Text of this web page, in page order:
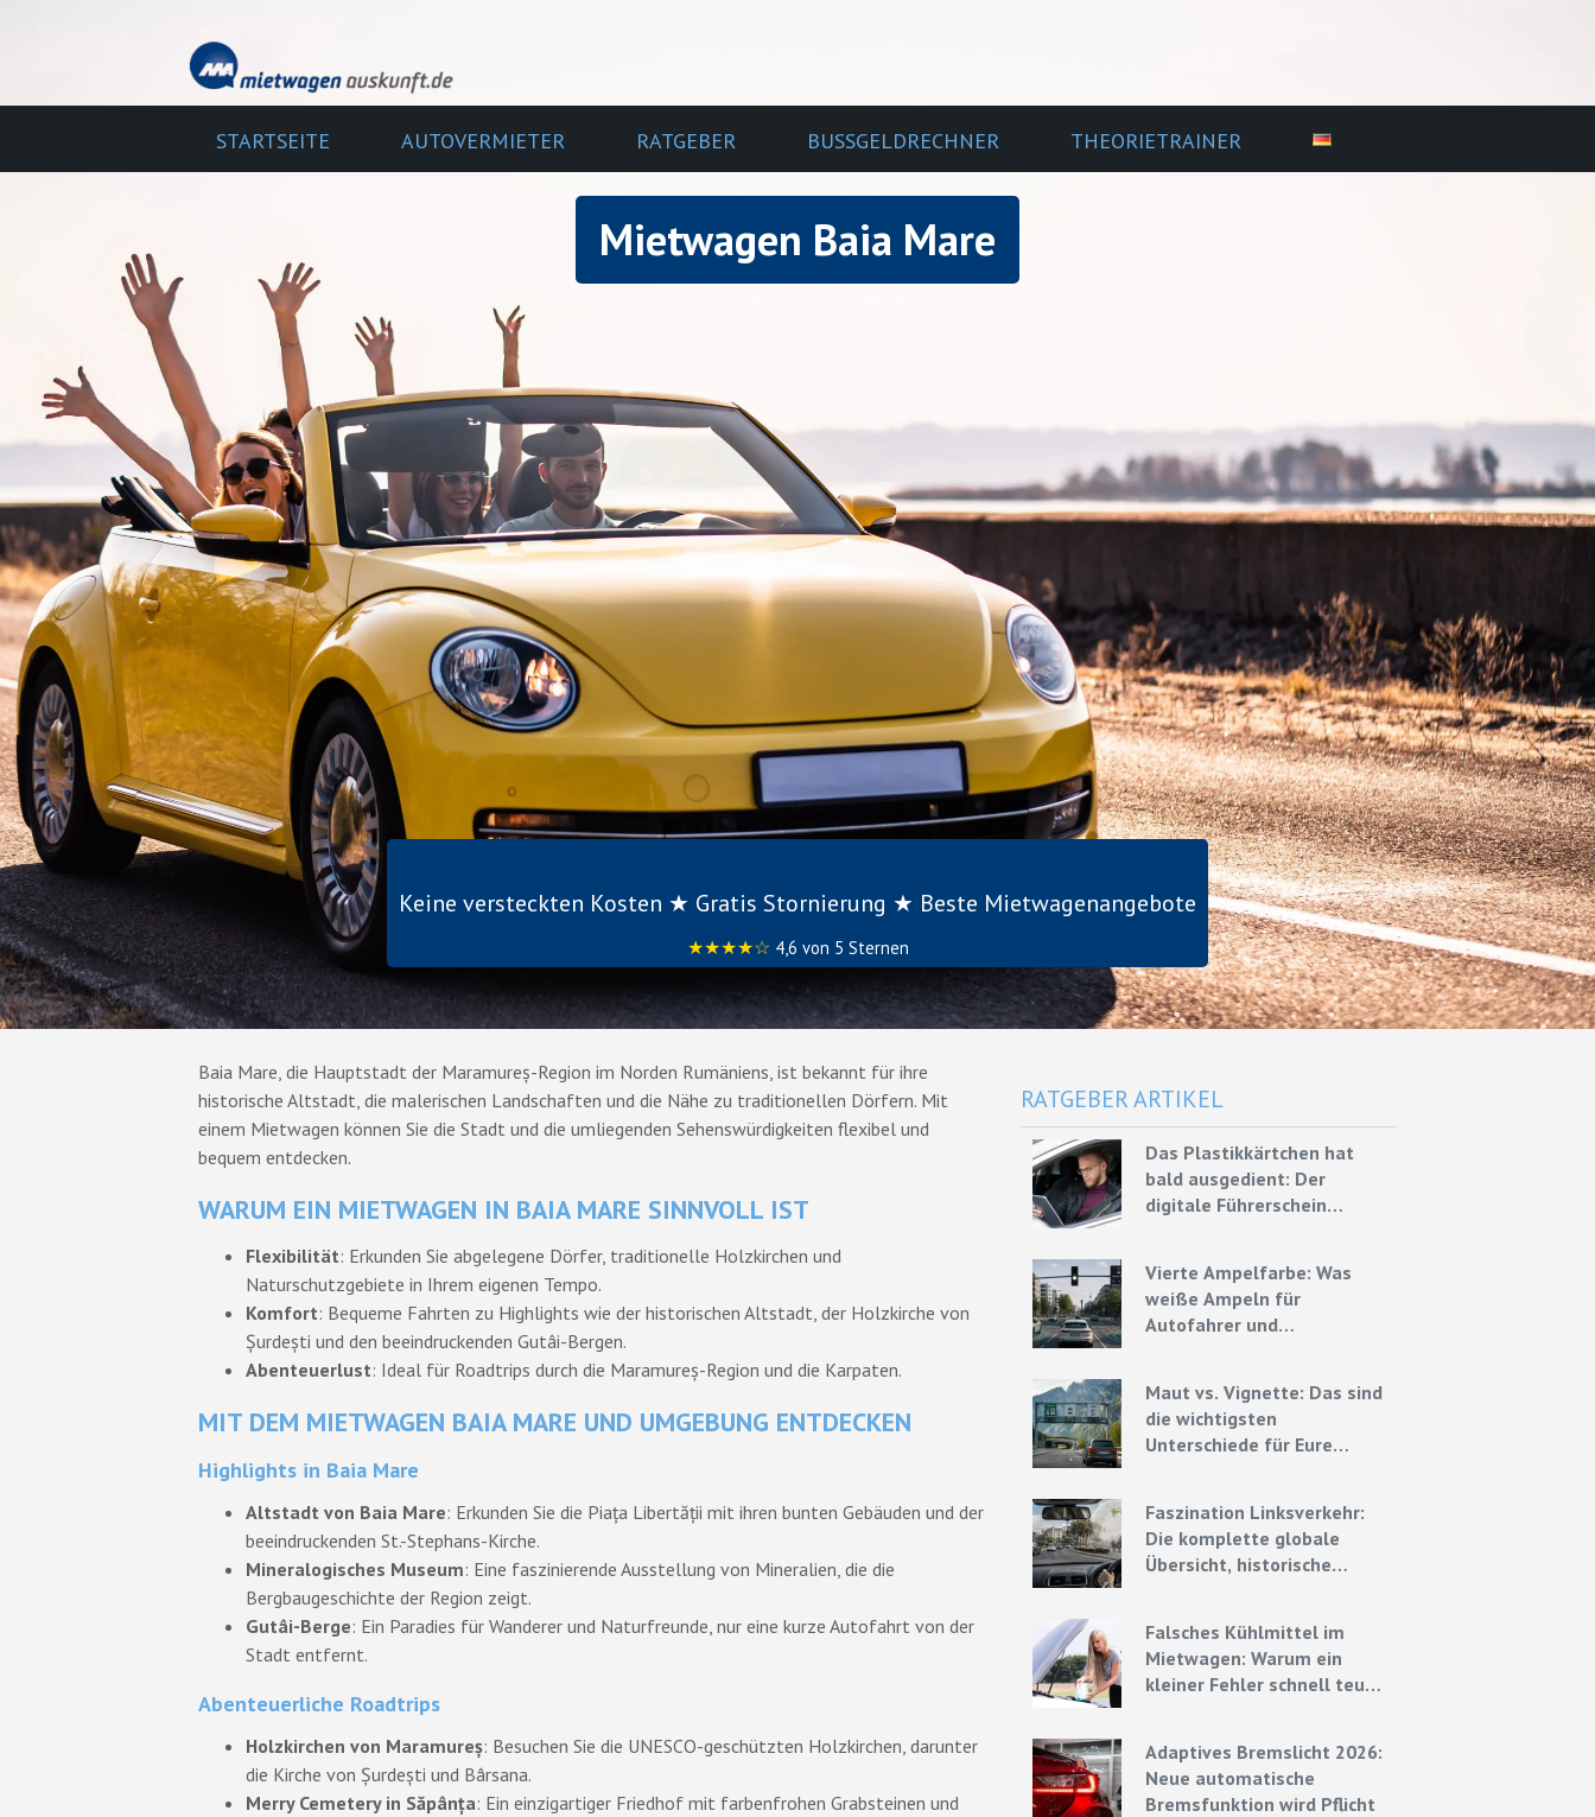
STARTSEITE AUTOVERMIETER RATGEBER BUSSGELDRECHNER THEORIETRAINER
Mietwagen Baia Mare
Keine versteckten Kosten ★ Gratis Stornierung ★ Beste Mietwagenangebote
★★★★☆ 4,6 von 5 Sternen
Baia Mare, die Hauptstadt der Maramureș-Region im Norden Rumäniens, ist bekannt für ihre
historische Altstadt, die malerischen Landschaften und die Nähe zu traditionellen Dörfern. Mit
einem Mietwagen können Sie die Stadt und die umliegenden Sehenswürdigkeiten flexibel und
bequem entdecken.
WARUM EIN MIETWAGEN IN BAIA MARE SINNVOLL IST
Flexibilität: Erkunden Sie abgelegene Dörfer, traditionelle Holzkirchen und
Naturschutzgebiete in Ihrem eigenen Tempo.
Komfort: Bequeme Fahrten zu Highlights wie der historischen Altstadt, der Holzkirche von
Șurdești und den beeindruckenden Gutâi-Bergen.
Abenteuerlust: Ideal für Roadtrips durch die Maramureș-Region und die Karpaten.
MIT DEM MIETWAGEN BAIA MARE UND UMGEBUNG ENTDECKEN
Highlights in Baia Mare
Altstadt von Baia Mare: Erkunden Sie die Piața Libertății mit ihren bunten Gebäuden und der
beeindruckenden St.-Stephans-Kirche.
Mineralogisches Museum: Eine faszinierende Ausstellung von Mineralien, die die
Bergbaugeschichte der Region zeigt.
Gutâi-Berge: Ein Paradies für Wanderer und Naturfreunde, nur eine kurze Autofahrt von der
Stadt entfernt.
Abenteuerliche Roadtrips
Holzkirchen von Maramureș: Besuchen Sie die UNESCO-geschützten Holzkirchen, darunter
die Kirche von Șurdești und Bârsana.
Merry Cemetery in Săpânța: Ein einzigartiger Friedhof mit farbenfrohen Grabsteinen und
RATGEBER ARTIKEL
Das Plastikkärtchen hat
bald ausgedient: Der
digitale Führerschein
Vierte Ampelfarbe: Was
weiße Ampeln für
Autofahrer und
Maut vs. Vignette: Das sind
die wichtigsten
Unterschiede für Eure
Faszination Linksverkehr:
Die komplette globale
Übersicht, historische
Falsches Kühlmittel im
Mietwagen: Warum ein
kleiner Fehler schnell teuer
Adaptives Bremslicht 2026:
Neue automatische
Bremsfunktion wird Pflicht